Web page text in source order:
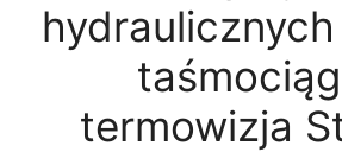
termowizja